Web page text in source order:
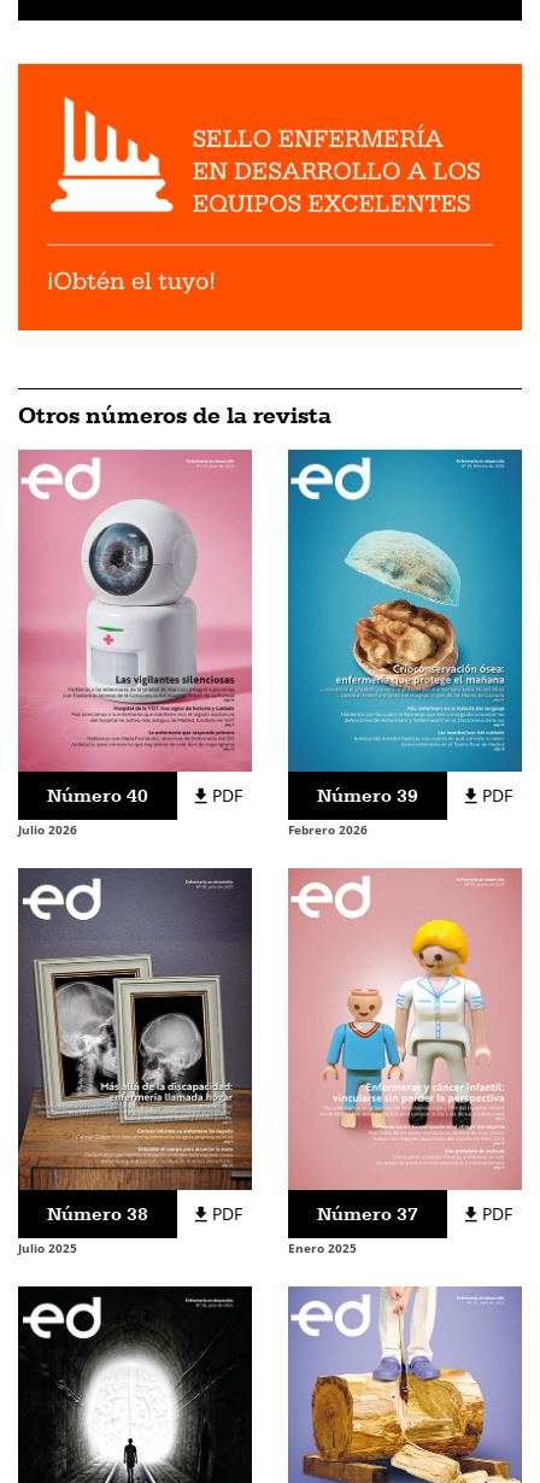
Otros números de la revista
Número 40 PDF
Julio 2026
Número 39 PDF
Febrero 2026
Número 38 PDF
Julio 2025
Número 37 PDF
Enero 2025